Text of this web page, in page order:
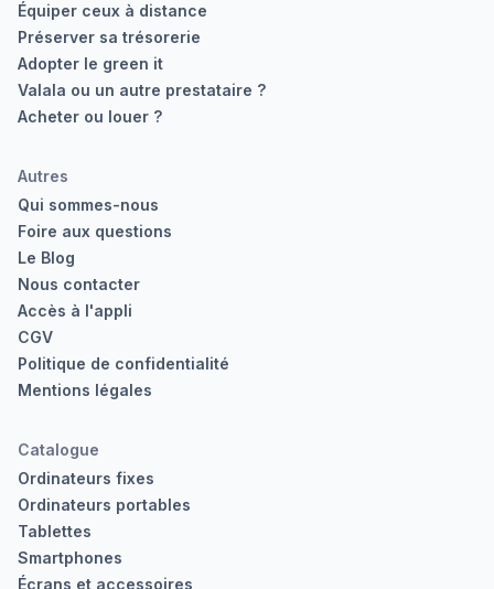
Équiper ceux à distance
Préserver sa trésorerie
Adopter le green it
Valala ou un autre prestataire ?
Acheter ou louer ?
Autres
Qui sommes-nous
Foire aux questions
Le Blog
Nous contacter
Accès à l'appli
CGV
Politique de confidentialité
Mentions légales
Catalogue
Ordinateurs fixes
Ordinateurs portables
Tablettes
Smartphones
Écrans et accessoires